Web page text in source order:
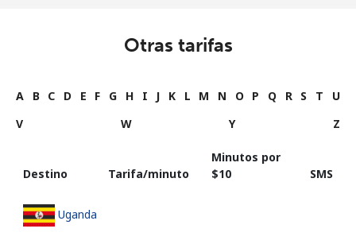
Otras tarifas
A B C D E F G H I J K L M N O P Q R S T
U
V
W Y Z
Destino Tarifa/minuto
Minutos por
⁦$10⁩
SMS
Uganda